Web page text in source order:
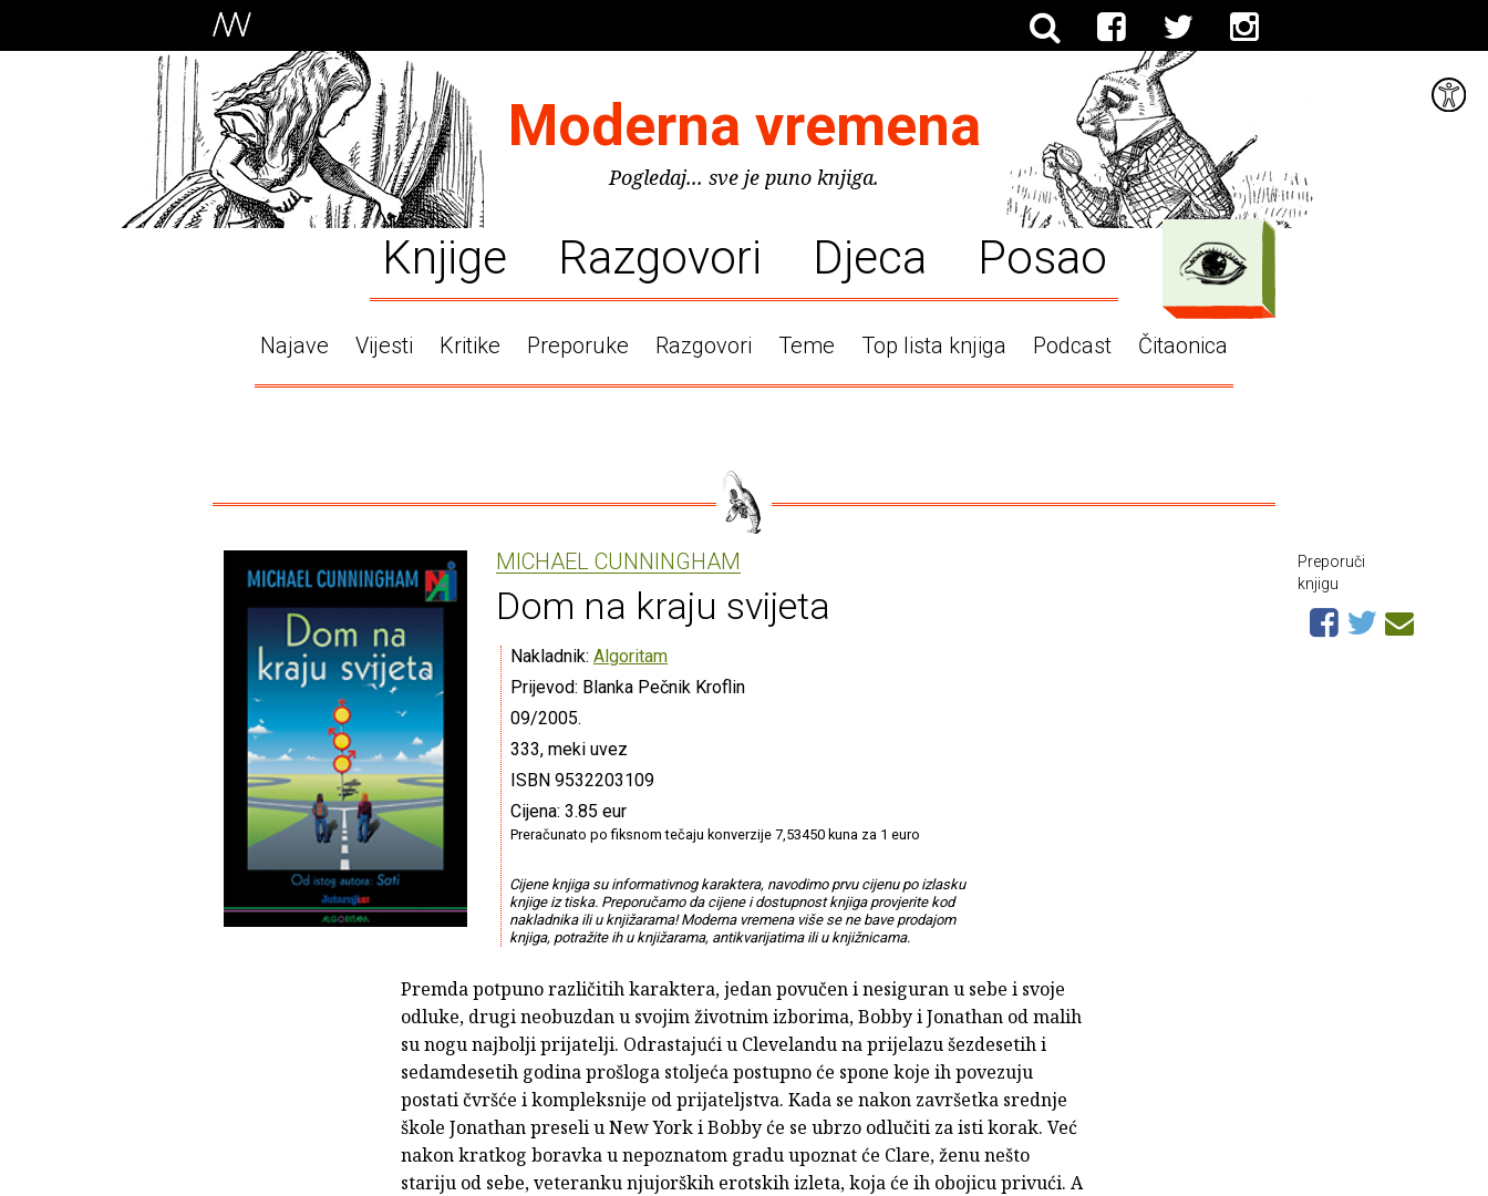
Moderna vremena
Pogledaj... sve je puno knjiga.
Knjige Razgovori Djeca Posao
Najave Vijesti Kritike Preporuke Razgovori Teme Top lista knjiga Podcast Čitaonica
MICHAEL CUNNINGHAM
Dom na kraju svijeta
Nakladnik: Algoritam
Prijevod: Blanka Pečnik Kroflin
09/2005.
333, meki uvez
ISBN 9532203109
Cijena: 3.85 eur
Preračunato po fiksnom tečaju konverzije 7,53450 kuna za 1 euro
Cijene knjiga su informativnog karaktera, navodimo prvu cijenu po izlasku
knjige iz tiska. Preporučamo da cijene i dostupnost knjiga provjerite kod
nakladnika ili u knjižarama! Moderna vremena više se ne bave prodajom
knjiga, potražite ih u knjižarama, antikvarijatima ili u knjižnicama.
Premda potpuno različitih karaktera, jedan povučen i nesiguran u sebe i svoje
odluke, drugi neobuzdan u svojim životnim izborima, Bobby i Jonathan od malih
su nogu najbolji prijatelji. Odrastajući u Clevelandu na prijelazu šezdesetih i
sedamdesetih godina prošloga stoljeća postupno će spone koje ih povezuju
postati čvršće i kompleksnije od prijateljstva. Kada se nakon završetka srednje
škole Jonathan preseli u New York i Bobby će se ubrzo odlučiti za isti korak. Već
nakon kratkog boravka u nepoznatom gradu upoznat će Clare, ženu nešto
stariju od sebe, veteranku njujorških erotskih izleta, koja će ih obojicu privući. A
Preporuči
knjigu